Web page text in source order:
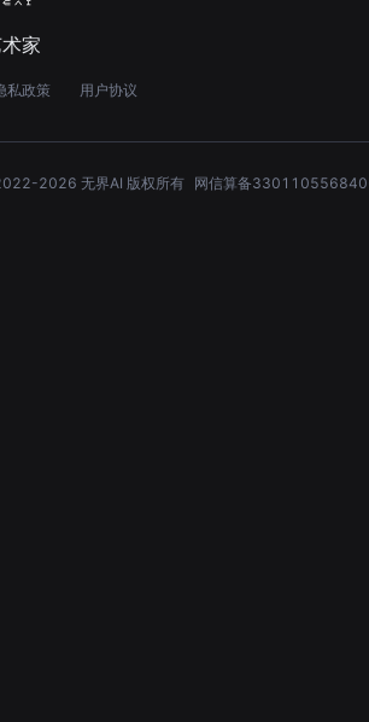
家
私政策 用户协议
2026 无界AI 版权所有 网信算备